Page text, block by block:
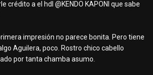
crédito a el hdl @KENDO KAPONI que sabe
impresión no parece bonita. Pero tiene
Aguilera, poco. Rostro chico cabello
por tanta chamba asumo.